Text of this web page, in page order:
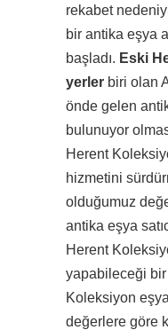
rekabet
bir antika eşya
başladı. Eski
yerler biri olan
önde gelen
bulunuyor
Herent
hizmetini
olduğumuz
antika eşya
Herent
yapabileceği
Koleksiyon
değerlere göre